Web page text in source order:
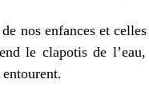
nos enfances et
le clapotis de